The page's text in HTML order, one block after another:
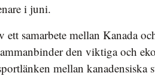
i juni.
ett samarbete mellan Kanada
den viktiga och
mellan kanadensiska